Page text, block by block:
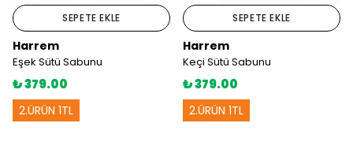
SEPETE EKLE
Harrem
Eşek Sütü Sabunu
₺ 379.00
2.ÜRÜN 1TL
SEPETE EKLE
Harrem
Keçi Sütü Sabunu
₺ 379.00
2.ÜRÜN 1TL